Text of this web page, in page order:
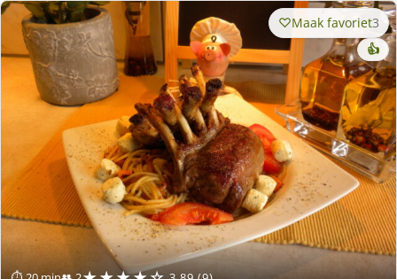
Maak favoriet3
👍